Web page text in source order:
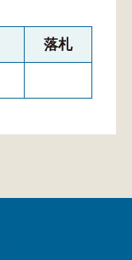
落札